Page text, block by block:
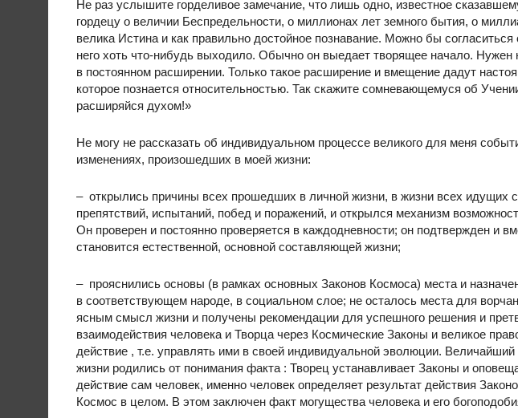
Не раз услышите горделивое замечание, что лишь одно, известное
гордецу о величии Беспредельности, о миллионах лет земного бытия, о
велика Истина и как правильно достойное познавание. Можно бы
него хоть что-нибудь выходило. Обычно он выедает творящее начало. Нужен
в постоянном расширении. Только такое расширение и вмещение дадут
которое познается относительностью. Так скажите сомневающемуся об
расширяйся духом!»
Не могу не рассказать об индивидуальном процессе великого для меня
изменениях, произошедших в моей жизни:
– открылись причины всех прошедших в личной жизни, в жизни всех идущих
препятствий, испытаний, побед и поражений, и открылся механизм
Он проверен и постоянно проверяется в каждодневности; он подтвержден и
становится естественной, основной составляющей жизни;
– прояснились основы (в рамках основных Законов Космоса) места и
в соответствующем народе, в социальном слое; не осталось места для
ясным смысл жизни и получены рекомендации для успешного решения и
взаимодействия человека и Творца через Космические Законы и великое
действие , т.е. управлять ими в своей индивидуальной эволюции.
жизни родились от понимания факта : Творец устанавливает Законы и
действие сам человек, именно человек определяет результат действия
Космос в целом. В этом заключен факт могущества человека и его